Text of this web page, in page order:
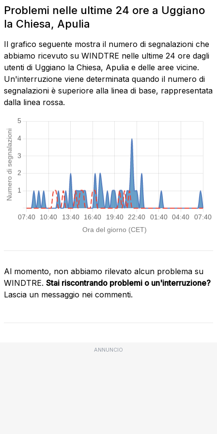
Problemi nelle ultime 24 ore a Uggiano
la Chiesa, Apulia
Il grafico seguente mostra il numero di segnalazioni che
abbiamo ricevuto su WINDTRE nelle ultime 24 ore dagli
utenti di Uggiano la Chiesa, Apulia e delle aree vicine.
Un'interruzione viene determinata quando il numero di
segnalazioni è superiore alla linea di base, rappresentata
dalla linea rossa.
Al momento, non abbiamo rilevato alcun problema su
WINDTRE. Stai riscontrando problemi o un'interruzione?
Lascia un messaggio nei commenti.
ANNUNCIO